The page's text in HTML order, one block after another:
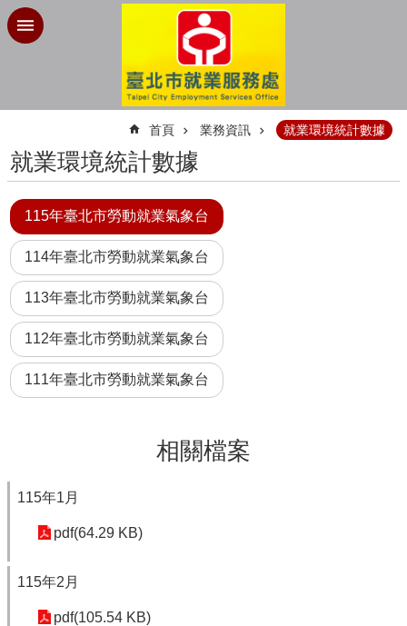
跳到主要內容區塊
首頁 業務資訊 就業環境統計數據
就業環境統計數據
115年臺北市勞動就業氣象台
114年臺北市勞動就業氣象台
113年臺北市勞動就業氣象台
112年臺北市勞動就業氣象台
111年臺北市勞動就業氣象台
相關檔案
115年1月
pdf(64.29 KB)
115年2月
pdf(105.54 KB)